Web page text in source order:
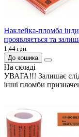
Наклейка-пломба
проявляється та
1.44 грн.
До кошика
На складі
УВАГА!!! Залишає
інші пломби